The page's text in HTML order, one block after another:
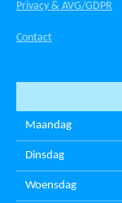
Privacy & AVG/GDPR
Contact
Maandag
Dinsdag
Woensdag